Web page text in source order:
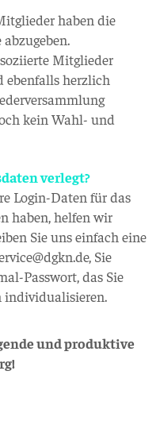
haben die
Mitglieder
ebenfalls herzlich
kein Wahl- und
verlegt?
Login-Daten für das
haben, helfen wir
Sie uns einfach eine
, Sie
Passwort, das Sie
individualisieren.
und produktive